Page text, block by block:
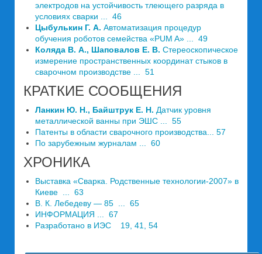
электродов на устойчивость тлеющего разряда в
условиях сварки ... 46
Цыбулькин Г. А. Автоматизация процедур
обучения роботов семейства «PUM A» ... 49
Коляда В. А., Шаповалов Е. В. Стереоскопическое
измерение пространственных координат стыков в
сварочном производстве ... 51
КРАТКИЕ СООБЩЕНИЯ
Ланкин Ю. Н., Байштрук Е. Н. Датчик уровня
металлической ванны при ЭШС ... 55
Патенты в области сварочного производства... 57
По зарубежным журналам ... 60
ХРОНИКА
Выставка «Сварка. Родственные технологии-2007» в
Киеве ... 63
B. К. Лебедеву — 85 ... 65
ИНФОРМАЦИЯ ... 67
Разработано в ИЭС 19, 41, 54